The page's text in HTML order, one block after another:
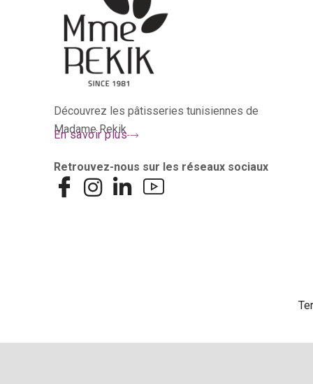
Découvrez les pâtisseries tunisiennes de
Madame Rekik
En savoir plus
Retrouvez-nous sur les réseaux sociaux